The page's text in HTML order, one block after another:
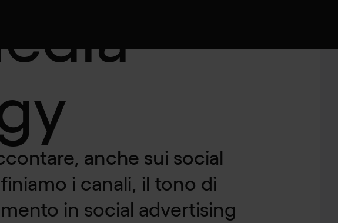
anche sui social
i canali, il tono di
in social advertising